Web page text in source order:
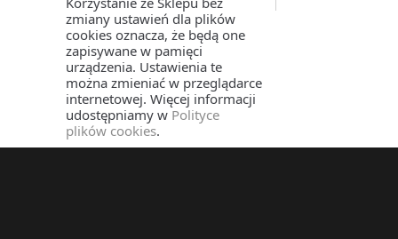
zmiany ustawień dla plików
cookies oznacza, że będą one
zapisywane w pamięci
urządzenia. Ustawienia te
można zmieniać w przeglądarce
internetowej. Więcej informacji
udostępniamy w Polityce
plików cookies.